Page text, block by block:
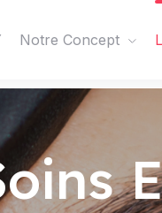
Notre Concept